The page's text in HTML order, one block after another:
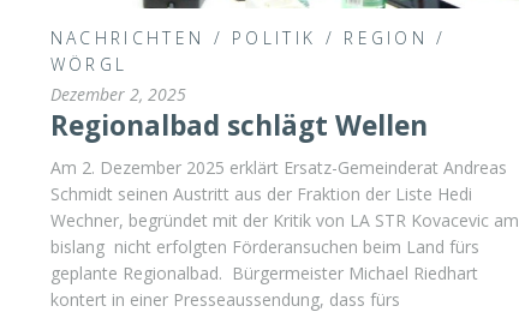
NACHRICHTEN / POLITIK / REGION /
WÖRGL
Dezember 2, 2025
Regionalbad schlägt Wellen
Am 2. Dezember 2025 erklärt Ersatz-Gemeinderat Andreas
Schmidt seinen Austritt aus der Fraktion der Liste Hedi
Wechner, begründet mit der Kritik von LA STR Kovacevic am
bislang nicht erfolgten Förderansuchen beim Land fürs
geplante Regionalbad. Bürgermeister Michael Riedhart
kontert in einer Presseaussendung, dass fürs